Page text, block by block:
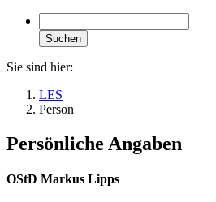
Suchen
Sie sind hier:
LES
Person
Persönliche Angaben
OStD Markus Lipps